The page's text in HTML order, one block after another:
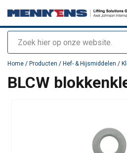
Zoeken
toegevoegd aan uw offerte
Home / Producten / Hef- & Hijsmiddelen /
BLCW